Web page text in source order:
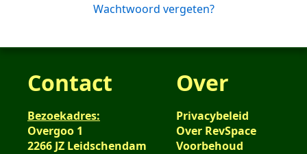
Wachtwoord vergeten?
Contact
Bezoekadres:
Overgoo 1
2266 JZ Leidschendam
Over
Privacybeleid
Over RevSpace
Voorbehoud